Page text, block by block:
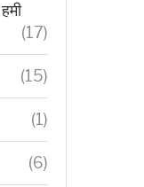
(17)
(15)
(1)
(6)